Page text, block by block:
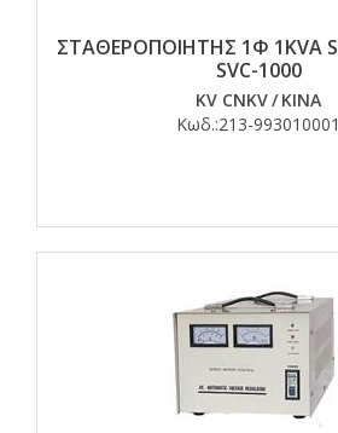
ΣΤΑΘΕΡΟΠΟΙΗΤΗΣ 1Φ 1KVA
SVC-1000
KV CNKV/ ΚΙΝΑ
Κωδ.:213-993010001